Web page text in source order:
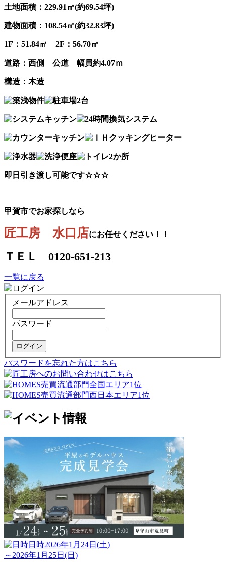
土地面積：229.91㎡(約69.54坪)
建物面積：108.54㎡(約32.83坪)
1F：51.84㎡ 2F：56.70㎡
道路：西側 公道 幅員約4.07ｍ
構造：木造
即日引き渡し可能です☆☆☆
甲賀市でお家探しなら
匠工房 水口店にお任せください！！
ＴＥＬ 0120-651-213
一覧に戻る
メールアドレス
パスワード
ログイン
パスワードを忘れた方はこちら
日時2026年1月24日(土)
～2026年1月25日(日)